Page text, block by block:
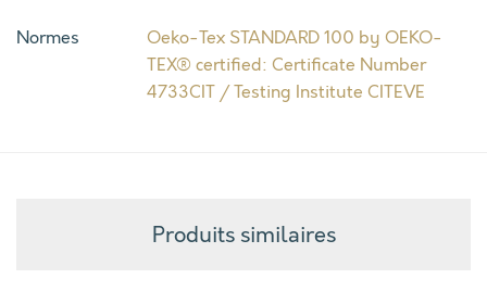
Normes
Oeko-Tex STANDARD 100 by OEKO-
TEX® certified: Certificate Number
4733CIT / Testing Institute CITEVE
Produits similaires